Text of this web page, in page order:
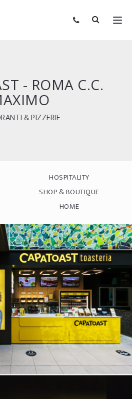
- ROMA C.C.
& PIZZERIE
HOSPITALITY
SHOP & BOUTIQUE
HOME